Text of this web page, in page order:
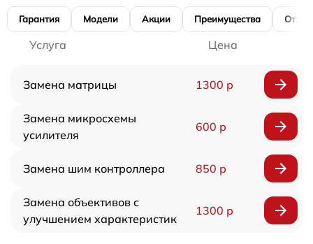
Гарантия Модели Акции Преимущества
Услуга Цена
Замена матрицы 1300 р
Замена микросхемы
усилителя
600 р
Замена шим контроллера 850 р
Замена объективов с
улучшением характеристик
1300 р